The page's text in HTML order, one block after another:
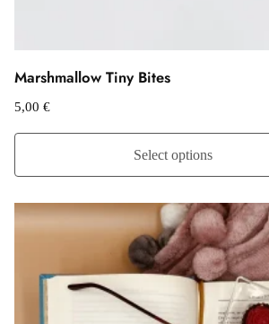
Marshmallow Tiny Bites
5,00 €
Select options